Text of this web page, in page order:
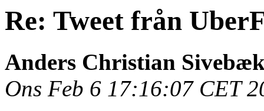
Re: Tweet från
Anders Christian
Ons Feb 6 17:16:07 CET